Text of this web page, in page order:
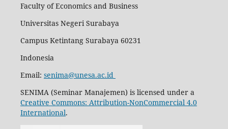
Faculty of Economics and Business
Universitas Negeri Surabaya
Campus Ketintang Surabaya 60231
Indonesia
Email: senima@unesa.ac.id
SENIMA (Seminar Manajemen) is licensed under a
Creative Commons: Attribution-NonCommercial 4.0
International.